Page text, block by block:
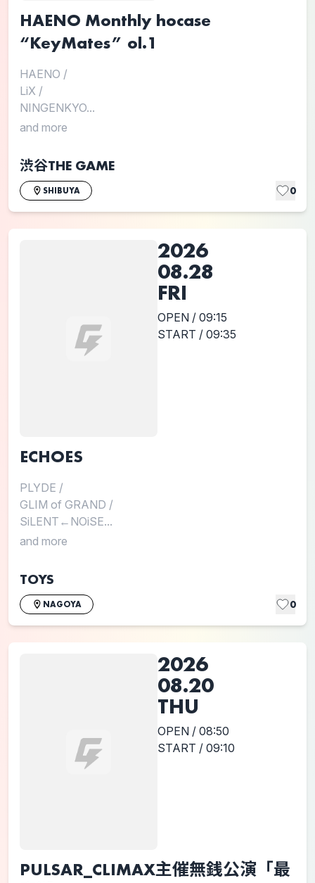
HAENO Monthly hocase
“KeyMates” ol.1
HAENO /
LiX /
NINGENKYO...
and more
渋谷THE GAME
SHIBUYA 0
2026
08.28
FRI
OPEN / 09:15
START / 09:35
ECHOES
PLYDE /
GLIM of GRAND /
SiLENT←NOiSE...
and more
TOYS
NAGOYA 0
2026
08.20
THU
OPEN / 08:50
START / 09:10
PULSAR_CLIMAX主催無銭公演「最